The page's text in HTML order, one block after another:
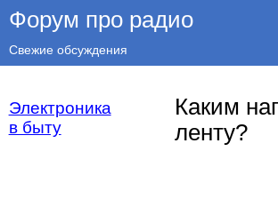
Форум про радио
Свежие обсуждения
Электроника
в быту
Каким
ленту?